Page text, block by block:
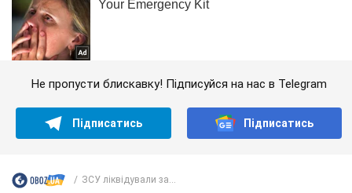
Не пропусти блискавку! Підписуйся на нас в Telegram
Підписатись Підписатись
ЗСУ ліквідували за...